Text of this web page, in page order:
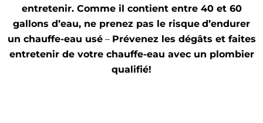
entretenir. Comme il contient entre 40 et 60
gallons d’eau, ne prenez pas le risque d’endurer
un chauffe-eau usé– Prévenez les dégâts et faites
entretenir de votre chauffe-eau avec un plombier
qualifié!